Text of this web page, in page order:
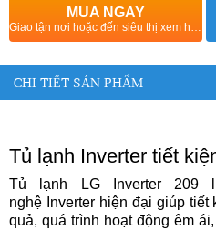
MUA NGAY
CHI TIẾT SẢN PHẨM
Tủ lạnh Inverter tiết
Tủ lạnh LG Inverter 209
nghệ Inverter hiện đại giúp
quả, quá trình hoạt động êm